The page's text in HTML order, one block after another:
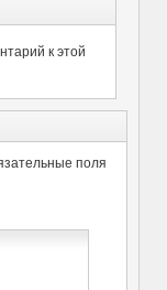
к этой
поля